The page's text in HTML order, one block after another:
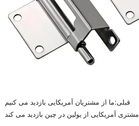
قبلی:ما از مشتریان آمریکایی بازدید می کنیم
مشتری آمریکایی از یولین در چین بازدید می کند